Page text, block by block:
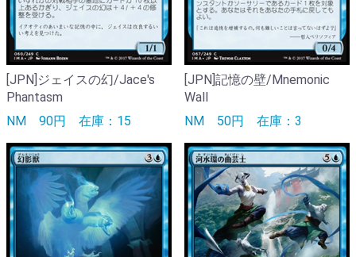
[JPN]ジェイスの幻/Jace's
Phantasm
NM 90円 在庫：15
[JPN]記憶の壁/Mnemonic
Wall
NM 50円 在庫：3